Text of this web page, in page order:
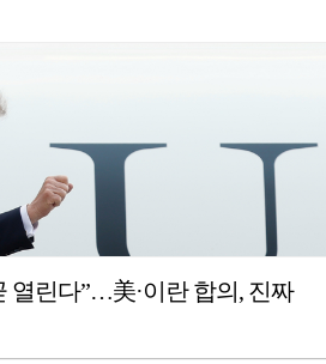
열린다”…美·이란 합의, 진짜